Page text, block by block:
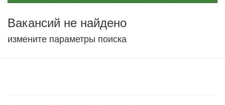
Вакансий не найдено
измените параметры поиска